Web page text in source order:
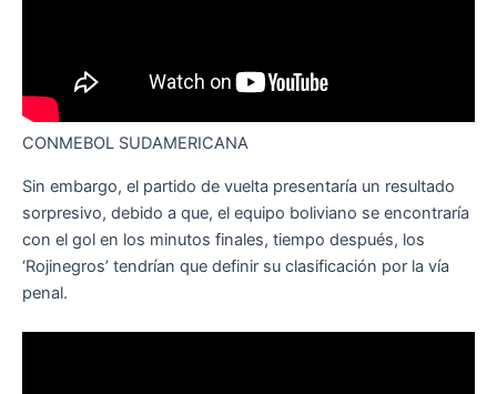
CONMEBOL SUDAMERICANA
Sin embargo, el partido de vuelta presentaría un resultado
sorpresivo, debido a que, el equipo boliviano se encontraría
con el gol en los minutos finales, tiempo después, los
‘Rojinegros’ tendrían que definir su clasificación por la vía
penal.